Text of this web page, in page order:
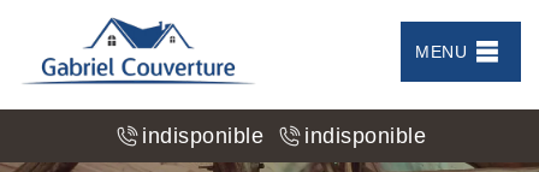
MENU
indisponible indisponible